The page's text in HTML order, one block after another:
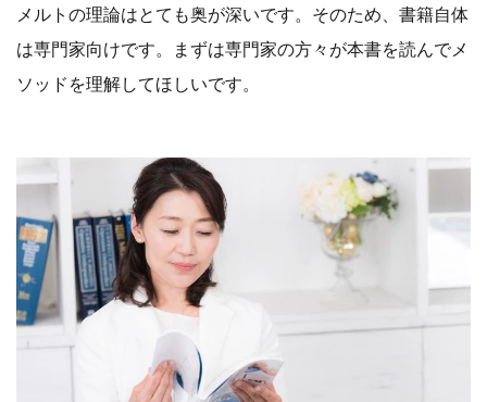
メルトの理論はとても奥が深いです。そのため、書籍自体
は専門家向けです。まずは専門家の方々が本書を読んでメ
ソッドを理解してほしいです。